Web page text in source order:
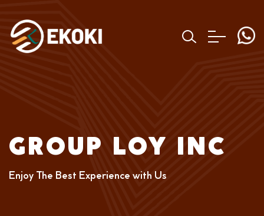
GROUP LOY INC
Enjoy The Best Experience with Us